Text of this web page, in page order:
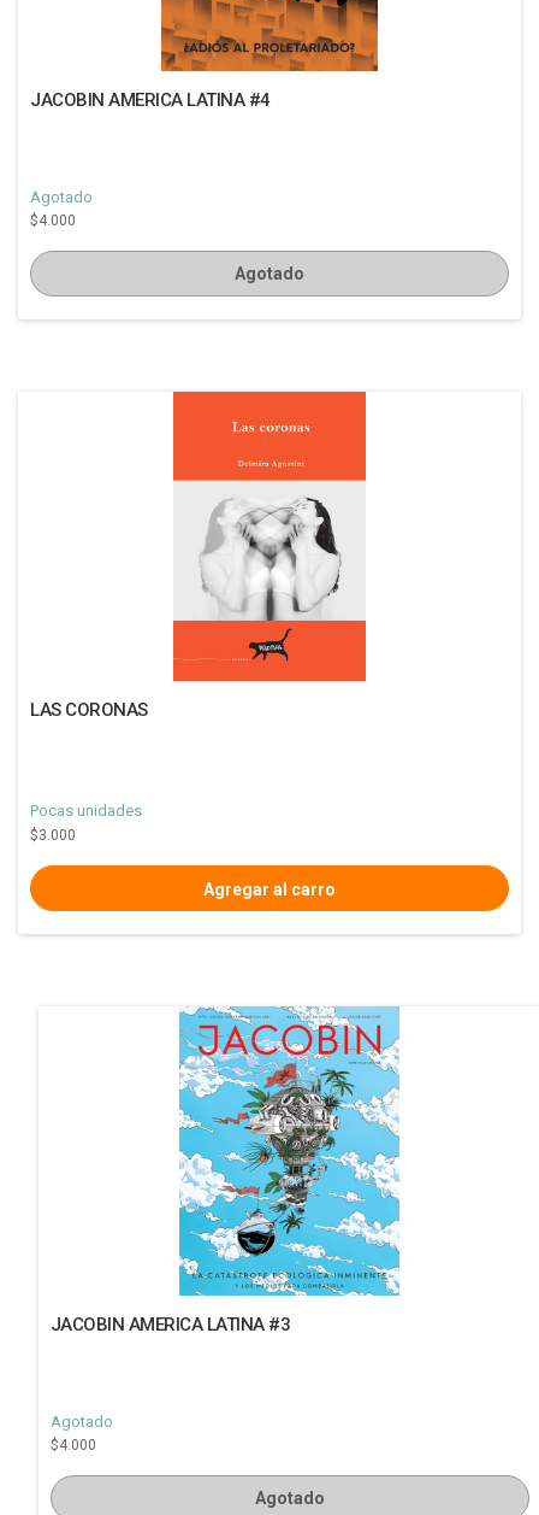
JACOBIN AMERICA LATINA #4
Agotado
$4.000
Agotado
LAS CORONAS
Pocas unidades
$3.000
JACOBIN AMERICA LATINA #3
Agotado
$4.000
Agotado